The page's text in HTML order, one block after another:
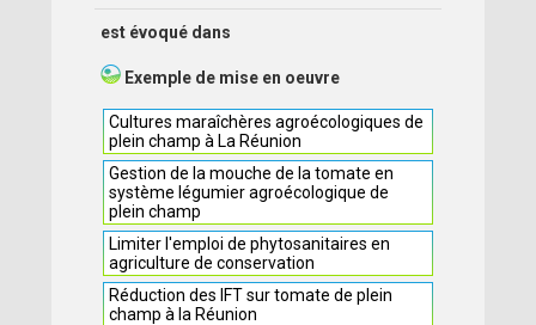
est évoqué dans
Exemple de mise en oeuvre
Cultures maraîchères agroécologiques de
plein champ à La Réunion
Gestion de la mouche de la tomate en
système légumier agroécologique de
plein champ
Limiter l'emploi de phytosanitaires en
agriculture de conservation
Réduction des IFT sur tomate de plein
champ à la Réunion